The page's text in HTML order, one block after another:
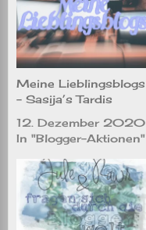
Meine Lieblingsblogs
– Sasija’s Tardis
12. Dezember 2020
In "Blogger-Aktionen"